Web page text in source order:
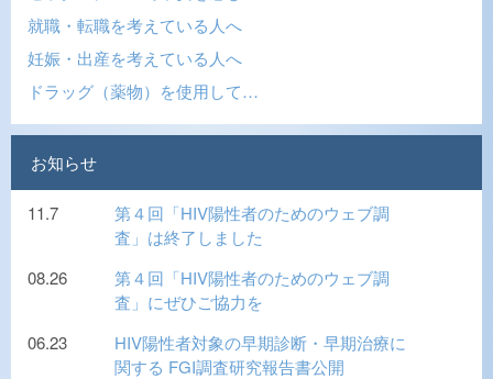
就職・転職を考えている人へ
妊娠・出産を考えている人へ
ドラッグ（薬物）を使用して…
お知らせ
11.7
第４回「HIV陽性者のためのウェブ調
査」は終了しました
08.26
第４回「HIV陽性者のためのウェブ調
査」にぜひご協力を
06.23
HIV陽性者対象の早期診断・早期治療に
関する FGI調査研究報告書公開